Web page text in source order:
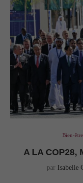
Bien-
A LA COP28,
par Isabelle